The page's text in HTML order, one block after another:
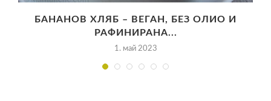
БАНАНОВ ХЛЯБ – ВЕГАН, БЕЗ ОЛИО И
РАФИНИРАНА...
1. май 2023